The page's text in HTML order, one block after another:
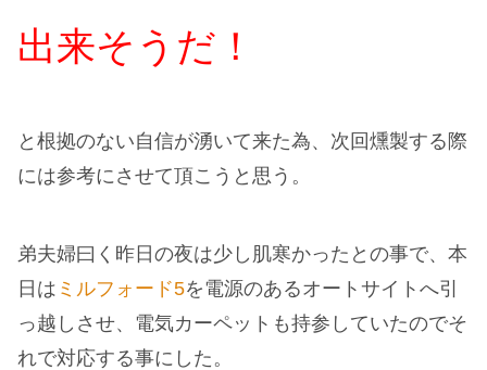
出来そうだ！
と根拠のない自信が湧いて来た為、次回燻製する際
には参考にさせて頂こうと思う。
弟夫婦曰く昨日の夜は少し肌寒かったとの事で、本
日は ミルフォード5を電源のあるオートサイトへ引
っ越しさせ、電気カーペットも持参していたのでそ
れで対応する事にした。